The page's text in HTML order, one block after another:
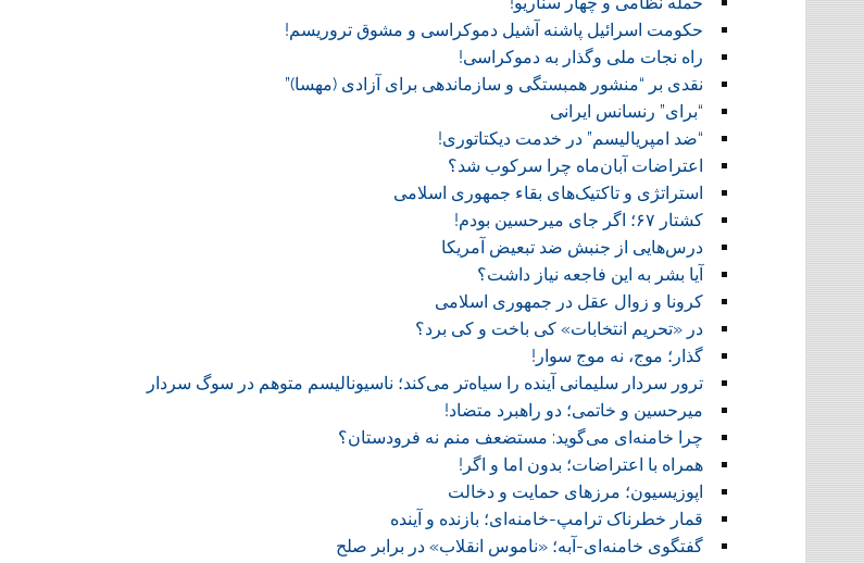
حکومت اسرائیل پاشنه آشیل دموکراسی و مشوق تروریسم!
راه نجات ملی وگذار به دموکراسی!
نقدی بر “منشور همبستگی و سازماندهی برای آزادی (مهسا)”
“برای” رنسانس ایرانی
“ضد امپریالیسم” در خدمت دیکتاتوری!
اعتراضات آبان‌ماه چرا سرکوب شد؟
استراتژی و تاکتیک‌های بقاء جمهوری اسلامی
کشتار ۶۷؛ اگر جای میرحسین بودم!
درس‌هایی از جنبش ضد تبعیض آمریکا
آیا بشر به این فاجعه نیاز داشت؟
کرونا و زوال عقل در جمهوری اسلامی
در «تحریم انتخابات» کی باخت و کی برد؟
گذار؛ موج، نه موج سوار!
ترور سردار سلیمانی آینده را سیاه‌تر می‌کند؛ ناسیونالیسم متوهم در سوگ سردار
میرحسین و خاتمی؛ دو راهبرد متضاد!
چرا خامنه‌ای می‌گوید: مستضعف منم نه فرودستان؟
همراه با اعتراضات؛ بدون اما و اگر!
اپوزیسیون؛ مرزهای حمایت و دخالت
قمار خطرناک ترامپ-خامنه‌ای؛ بازنده و آینده
گفتگوی خامنه‌ای-آبه؛ «ناموس انقلاب» در برابر صلح